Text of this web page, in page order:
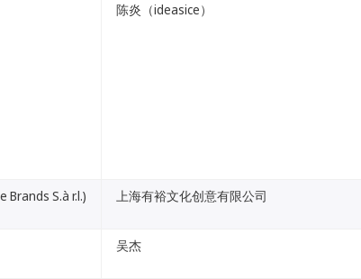
陈炎（ideasice）
Brands S.à r.l.) 上海有裕文化创意有限公司
吴杰